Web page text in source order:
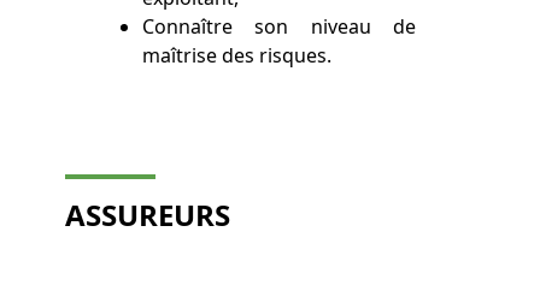
Connaître son niveau de
maîtrise des risques.
ASSUREURS